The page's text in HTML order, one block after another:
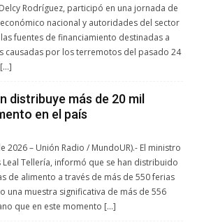
Rodríguez, participó en una jornada de
nacional y autoridades del sector
fuentes de financiamiento destinadas a
causadas por los terremotos del pasado 24
distribuye más de 20 mil
en el país
2026 – Unión Radio / MundoUR).- El ministro
Tellería, informó que se han distribuido
de alimento a través de más de 550 ferias
una muestra significativa de más de 556
que en este momento […]